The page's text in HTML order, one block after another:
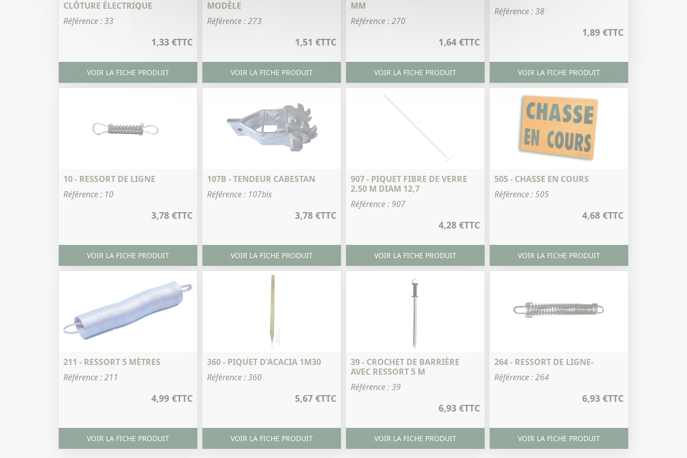
CLÔTURE ÉLECTRIQUE
Référence : 33
1,33 €TTC
VOIR LA FICHE PRODUIT
MODÈLE
Référence : 273
1,51 €TTC
VOIR LA FICHE PRODUIT
MM
Référence : 270
1,64 €TTC
VOIR LA FICHE PRODUIT
Référence : 38
1,89 €TTC
VOIR LA FICHE PRODUIT
10 - RESSORT DE LIGNE
Référence : 10
3,78 €TTC
VOIR LA FICHE PRODUIT
107B - TENDEUR CABESTAN
Référence : 107bis
3,78 €TTC
VOIR LA FICHE PRODUIT
907 - PIQUET FIBRE DE VERRE
2.50 M DIAM 12,7
Référence : 907
4,28 €TTC
VOIR LA FICHE PRODUIT
505 - CHASSE EN COURS
Référence : 505
4,68 €TTC
VOIR LA FICHE PRODUIT
211 - RESSORT 5 MÈTRES
Référence : 211
4,99 €TTC
VOIR LA FICHE PRODUIT
360 - PIQUET D'ACACIA 1M30
Référence : 360
5,67 €TTC
VOIR LA FICHE PRODUIT
39 - CROCHET DE BARRIÈRE
AVEC RESSORT 5 M
Référence : 39
6,93 €TTC
VOIR LA FICHE PRODUIT
264 - RESSORT DE LIGNE-
Référence : 264
6,93 €TTC
VOIR LA FICHE PRODUIT